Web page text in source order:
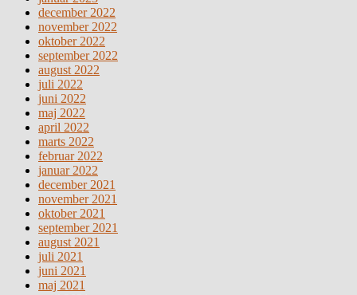
december 2022
november 2022
oktober 2022
september 2022
august 2022
juli 2022
juni 2022
maj 2022
april 2022
marts 2022
februar 2022
januar 2022
december 2021
november 2021
oktober 2021
september 2021
august 2021
juli 2021
juni 2021
maj 2021